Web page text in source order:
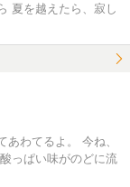
夏を越えたら、寂し
わてるよ。 今ね、
っぱい味がのどに流